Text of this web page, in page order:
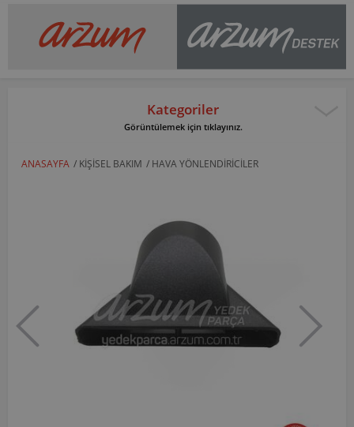
Kategoriler
Görüntülemek için tıklayınız.
ANASAYFA / KIŞISEL BAKIM / HAVA YÖNLENDIRICILER